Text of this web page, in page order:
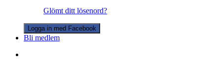
Glömt ditt lösenord?
Logga in med Facebook
Bli medlem